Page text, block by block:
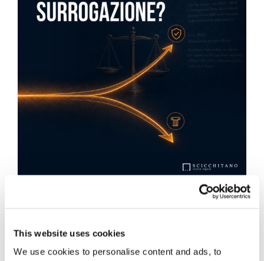
This website uses cookies
We use cookies to personalise content and ads, to
Obbligazioni solidali passive:
regresso